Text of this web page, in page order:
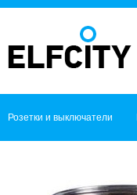
Розетки и выключатели